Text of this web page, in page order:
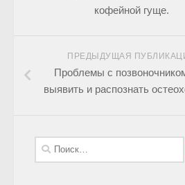
кофейной гуще.
ПРЕДЫДУЩАЯ
Проблемы с
выявить и распознать